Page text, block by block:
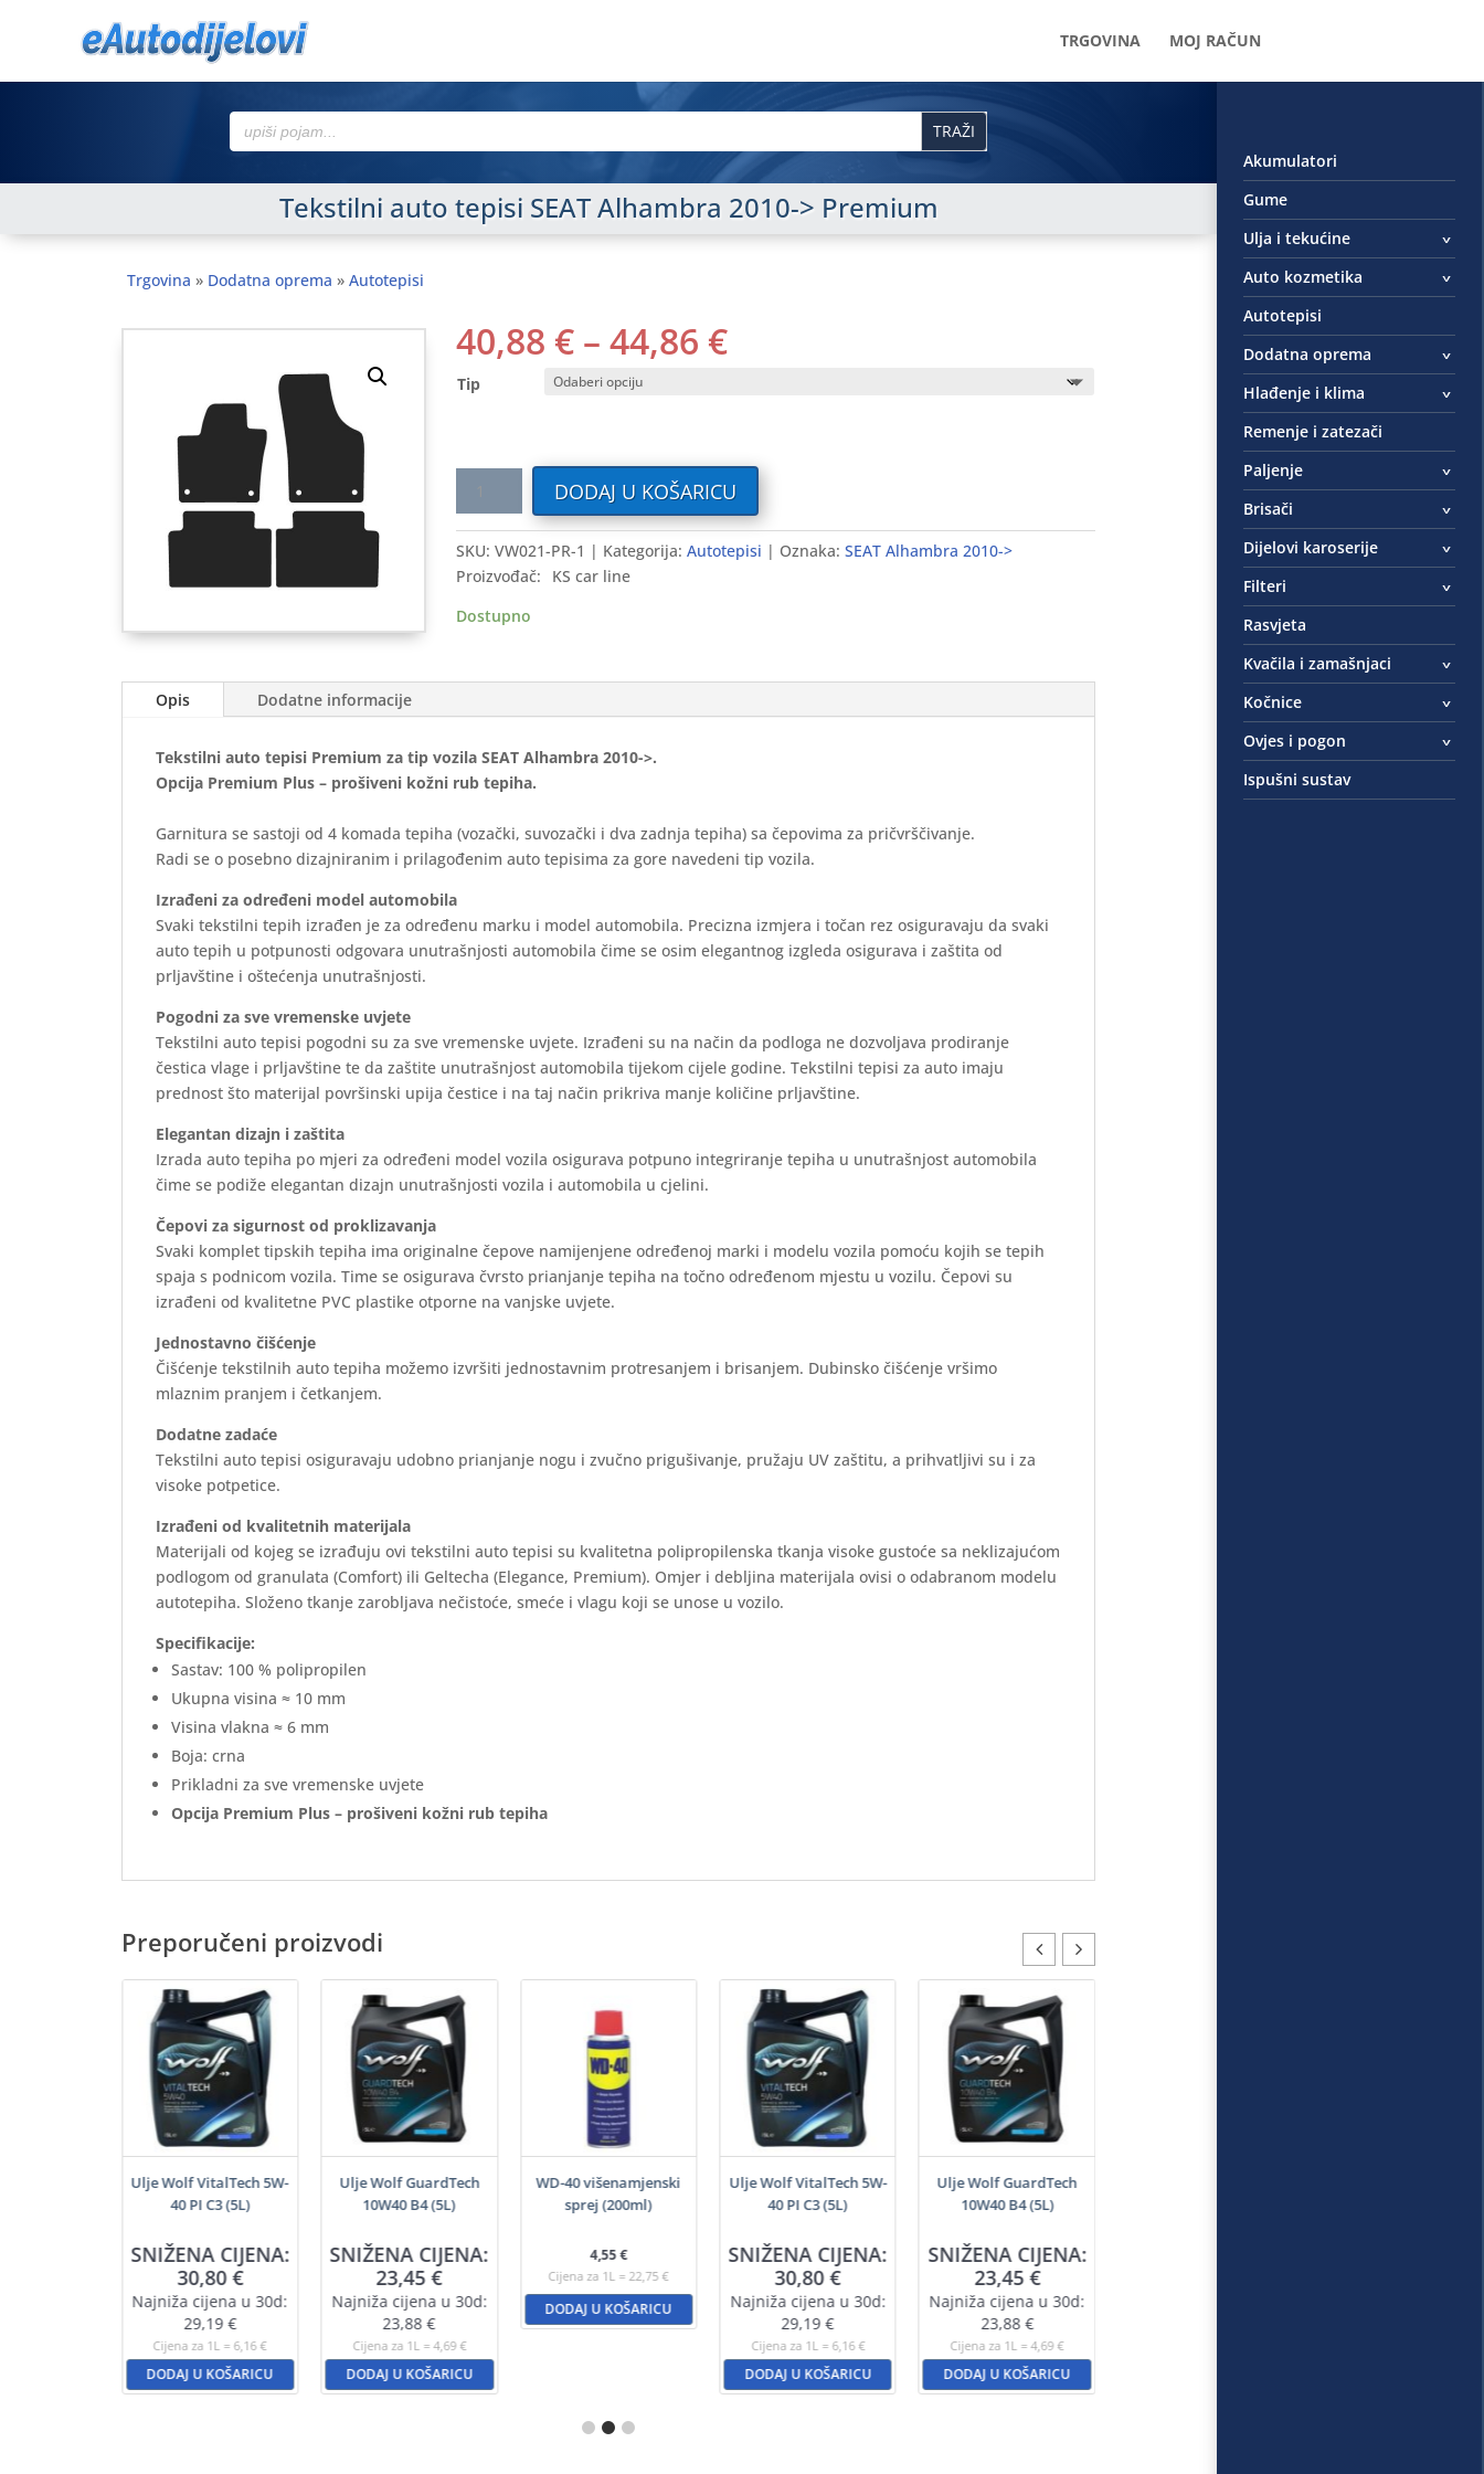
TRGOVINA MOJ RAČUN
Search
for:
Tekstilni auto tepisi SEAT Alhambra 2010-> Premium
Trgovina » Dodatna oprema »Autotepisi
40,88 € – 44,86 €RASPON
CIJENA:
44,86 €
Tip
tepisi
SEAT
Alhambra
2010-
količina
DODAJ U KOŠARICU
SKU: VW021-PR-1 Kategorija: Autotepisi Oznaka: SEAT Alhambra 2010->
Proizvođač:
KS car line
Dostupno
Opis Dodatne informacije
Tekstilni auto tepisi Premium za tip vozila SEAT Alhambra 2010->.
Opcija Premium Plus – prošiveni kožni rub tepiha.
Garnitura se sastoji od 4 komada tepiha (vozački, suvozački i dva zadnja tepiha) sa čepovima za pričvrščivanje.
Radi se o posebno dizajniranim i prilagođenim auto tepisima za gore navedeni tip vozila.
Izrađeni za određeni model automobila
Svaki tekstilni tepih izrađen je za određenu marku i model automobila. Precizna izmjera i točan rez osiguravaju da svaki
auto tepih u potpunosti odgovara unutrašnjosti automobila čime se osim elegantnog izgleda osigurava i zaštita od
prljavštine i oštećenja unutrašnjosti.
Pogodni za sve vremenske uvjete
Tekstilni auto tepisi pogodni su za sve vremenske uvjete. Izrađeni su na način da podloga ne dozvoljava prodiranje
čestica vlage i prljavštine te da zaštite unutrašnjost automobila tijekom cijele godine. Tekstilni tepisi za auto imaju
prednost što materijal površinski upija čestice i na taj način prikriva manje količine prljavštine.
Elegantan dizajn i zaštita
Izrada auto tepiha po mjeri za određeni model vozila osigurava potpuno integriranje tepiha u unutrašnjost automobila
čime se podiže elegantan dizajn unutrašnjosti vozila i automobila u cjelini.
Čepovi za sigurnost od proklizavanja
Svaki komplet tipskih tepiha ima originalne čepove namijenjene određenoj marki i modelu vozila pomoću kojih se tepih
spaja s podnicom vozila. Time se osigurava čvrsto prianjanje tepiha na točno određenom mjestu u vozilu. Čepovi su
izrađeni od kvalitetne PVC plastike otporne na vanjske uvjete.
Jednostavno čišćenje
Čišćenje tekstilnih auto tepiha možemo izvršiti jednostavnim protresanjem i brisanjem. Dubinsko čišćenje vršimo
mlaznim pranjem i četkanjem.
Dodatne zadaće
Tekstilni auto tepisi osiguravaju udobno prianjanje nogu i zvučno prigušivanje, pružaju UV zaštitu, a prihvatljivi su i za
visoke potpetice.
Izrađeni od kvalitetnih materijala
Materijali od kojeg se izrađuju ovi tekstilni auto tepisi su kvalitetna polipropilenska tkanja visoke gustoće sa neklizajućom
podlogom od granulata (Comfort) ili Geltecha (Elegance, Premium). Omjer i debljina materijala ovisi o odabranom modelu
autotepiha. Složeno tkanje zarobljava nečistoće, smeće i vlagu koji se unose u vozilo.
Specifikacije:
Sastav: 100 % polipropilen
Ukupna visina ≈ 10 mm
Visina vlakna ≈ 6 mm
Boja: crna
Prikladni za sve vremenske uvjete
Opcija Premium Plus – prošiveni kožni rub tepiha
Preporučeni proizvodi
Ulje Wolf VitalTech 5W-
40 PI C3 (5L)
SNIŽENA CIJENA:
30,80€
Najniža cijena u 30d:
29,19€
Cijena za 1L = 6,16 €
DODAJ U KOŠARICU
Ulje Wolf GuardTech
10W40 B4 (5L)
SNIŽENA CIJENA:
23,45€
Najniža cijena u 30d:
23,88€
Cijena za 1L = 4,69 €
DODAJ U KOŠARICU
WD-40 višenamjenski
sprej (200ml)
4,55€
Cijena za 1L = 22,75 €
DODAJ U KOŠARICU
Ulje Wolf VitalTech 5W-
40 PI C3 (5L)
SNIŽENA CIJENA:
30,80€
Najniža cijena u 30d:
29,19€
Cijena za 1L = 6,16 €
DODAJ U KOŠARICU
Ulje Wolf GuardTech
10W40 B4 (5L)
SNIŽENA CIJENA:
23,45€
Najniža cijena u 30d:
23,88 €
Cijena za 1L = 4,69 €
DODAJ U KOŠARICU
Akumulatori
Gume
Ulja i tekućine
Auto kozmetika
Autotepisi
Dodatna oprema
Hlađenje i klima
Remenje i zatezači
Paljenje
Brisači
Dijelovi karoserije
Filteri
Rasvjeta
Kvačila i zamašnjaci
Kočnice
Ovjes i pogon
Ispušni sustav